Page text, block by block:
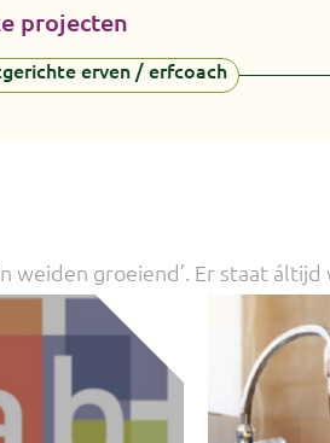
projecten
erven / erfcoach
weiden groeiend’. Er staat